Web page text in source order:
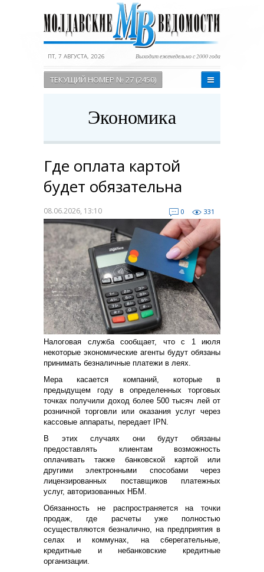
ПТ, 7 АВГУСТА, 2026 Выходит еженедельно с 2000 года
ТЕКУЩИЙ НОМЕР № 27 (2450)
Экономика
Где оплата картой
будет обязательна
08.06.2026, 13:10 0 331
Налоговая служба сообщает, что с 1 июля
некоторые экономические агенты будут обязаны
принимать безналичные платежи в леях.
Мера касается компаний, которые в
предыдущем году в определенных торговых
точках получили доход более 500 тысяч лей от
розничной торговли или оказания услуг через
кассовые аппараты, передает IPN.
В этих случаях они будут обязаны
предоставлять клиентам возможность
оплачивать также банковской картой или
другими электронными способами через
лицензированных поставщиков платежных
услуг, авторизованных НБМ.
Обязанность не распространяется на точки
продаж, где расчеты уже полностью
осуществляются безналично, на предприятия в
селах и коммунах, на сберегательные,
кредитные и небанковские кредитные
организации.